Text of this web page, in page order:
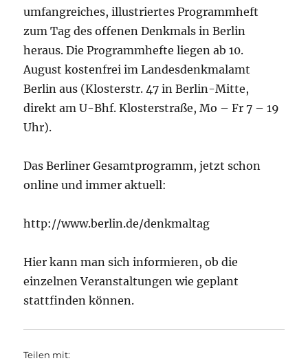
umfangreiches, illustriertes Programmheft
zum Tag des offenen Denkmals in Berlin
heraus. Die Programmhefte liegen ab 10.
August kostenfrei im Landesdenkmalamt
Berlin aus (Klosterstr. 47 in Berlin-Mitte,
direkt am U-Bhf. Klosterstraße, Mo – Fr 7 – 19
Uhr).
Das Berliner Gesamtprogramm, jetzt schon
online und immer aktuell:
http://www.berlin.de/denkmaltag
Hier kann man sich informieren, ob die
einzelnen Veranstaltungen wie geplant
stattfinden können.
Teilen mit: